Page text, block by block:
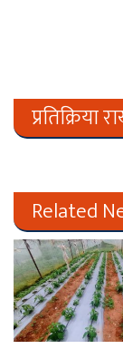
प्रतिक्रिया
Related